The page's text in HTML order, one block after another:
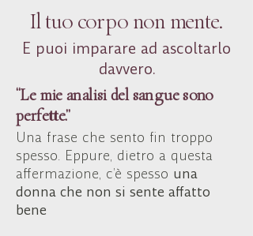
Il tuo corpo non mente.
E puoi imparare ad ascoltarlo
davvero.
“Le mie analisi del sangue sono
perfette.”
Una frase che sento fin troppo
spesso. Eppure, dietro a questa
affermazione, c’è spesso una
donna che non si sente affatto
bene